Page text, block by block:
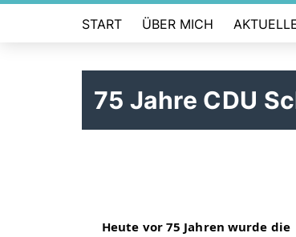
START ÜBER MICH
75 Jahre CDU
Heute vor 75 Jahren wurde die